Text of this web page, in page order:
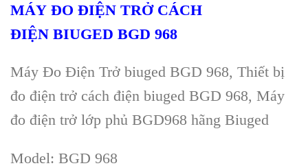
MÁY ĐO ĐIỆN TRỞ CÁCH
ĐIỆN BIUGED BGD 968
Máy Đo Điện Trở biuged BGD 968, Thiết bị
đo điện trở cách điện biuged BGD 968, Máy
đo điện trở lớp phủ BGD968 hãng Biuged
Model: BGD 968